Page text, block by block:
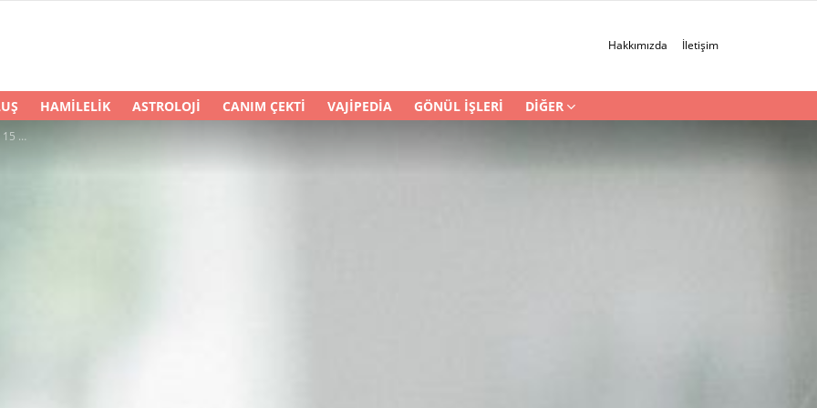
Hakkımızda İletişim
HAMILELIK ASTROLOJI CANIM ÇEKTI VAJIPEDIA GÖNÜL İŞLERI DIĞER